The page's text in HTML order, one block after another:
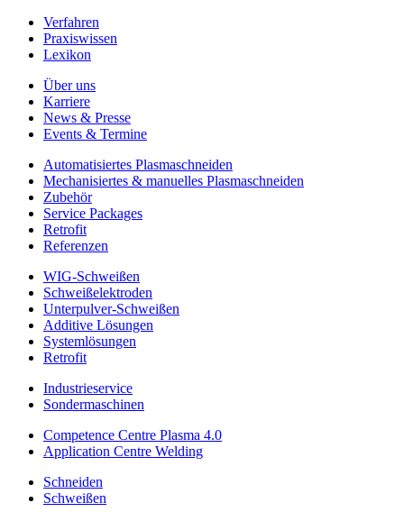
Verfahren
Praxiswissen
Lexikon
Über uns
Karriere
News & Presse
Events & Termine
Automatisiertes Plasmaschneiden
Mechanisiertes & manuelles Plasmaschneiden
Zubehör
Service Packages
Retrofit
Referenzen
WIG-Schweißen
Schweißelektroden
Unterpulver-Schweißen
Additive Lösungen
Systemlösungen
Retrofit
Industrieservice
Sondermaschinen
Competence Centre Plasma 4.0
Application Centre Welding
Schneiden
Schweißen